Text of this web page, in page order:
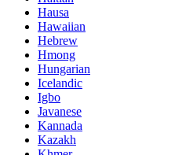
Hausa
Hawaiian
Hebrew
Hmong
Hungarian
Icelandic
Igbo
Javanese
Kannada
Kazakh